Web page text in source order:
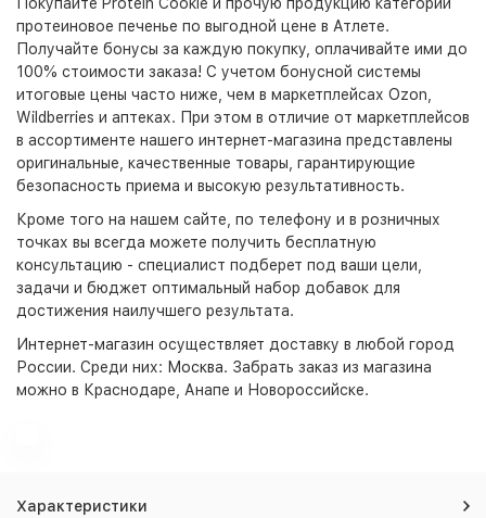
протеиновое печенье по выгодной цене в Атлете.
Получайте бонусы за каждую покупку, оплачивайте ими до
100% стоимости заказа! С учетом бонусной системы
итоговые цены часто ниже, чем в маркетплейсах Ozon,
Wildberries и аптеках. При этом в отличие от маркетплейсов
в ассортименте нашего интернет-магазина представлены
оригинальные, качественные товары, гарантирующие
безопасность приема и высокую результативность.
Кроме того на нашем сайте, по телефону и в розничных
точках вы всегда можете получить бесплатную
консультацию - специалист подберет под ваши цели,
задачи и бюджет оптимальный набор добавок для
достижения наилучшего результата.
Интернет-магазин осуществляет доставку в любой город
России. Среди них: Москва. Забрать заказ из магазина
можно в Краснодаре, Анапе и Новороссийске.
Характеристики